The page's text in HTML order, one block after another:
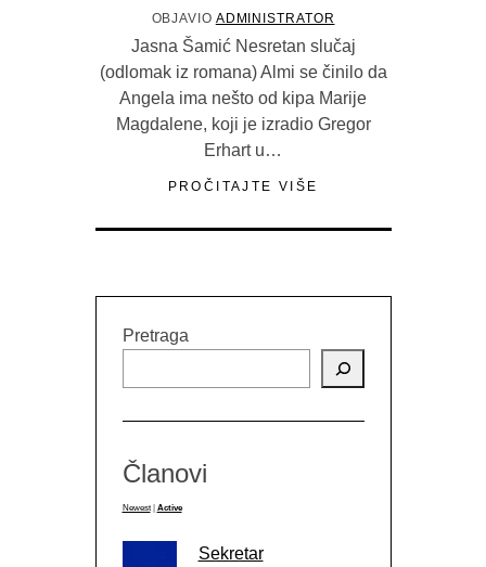
OBJAVIO ADMINISTRATOR
Jasna Šamić Nesretan slučaj
(odlomak iz romana) Almi se činilo da
Angela ima nešto od kipa Marije
Magdalene, koji je izradio Gregor
Erhart u…
PROČITAJTE VIŠE
Pretraga
Članovi
Newest Active
Sekretar